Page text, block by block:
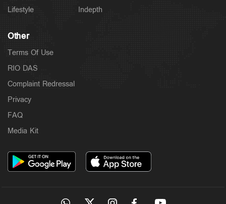
Lifestyle
Indepth
Other
Terms Of Use
RIO DAS
Complaint Redressal
Privacy
FAQ
Media Kit